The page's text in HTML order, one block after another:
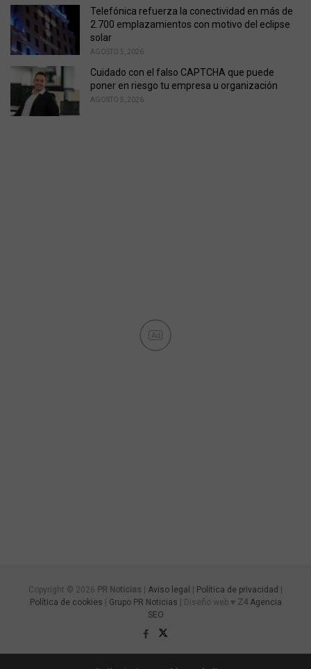
Telefónica refuerza la conectividad en más de
2.700 emplazamientos con motivo del eclipse
solar
AGOSTO 5, 2026
Cuidado con el falso CAPTCHA que puede
poner en riesgo tu empresa u organización
AGOSTO 5, 2026
Ad
Copyright © 2026 PR Noticias Aviso legal Política de privacidad
Política de cookies
Grupo PR Noticias | Diseño web ♥ Z4 Agencia
SEO